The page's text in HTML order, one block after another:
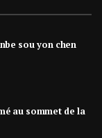
sou yon chen
au sommet de la